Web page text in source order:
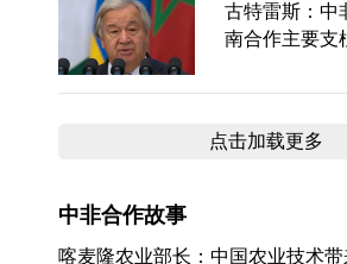
古特雷斯：中
南合作主要支
点击加载更多
中非合作故事
喀麦隆农业部长：中国农业技术